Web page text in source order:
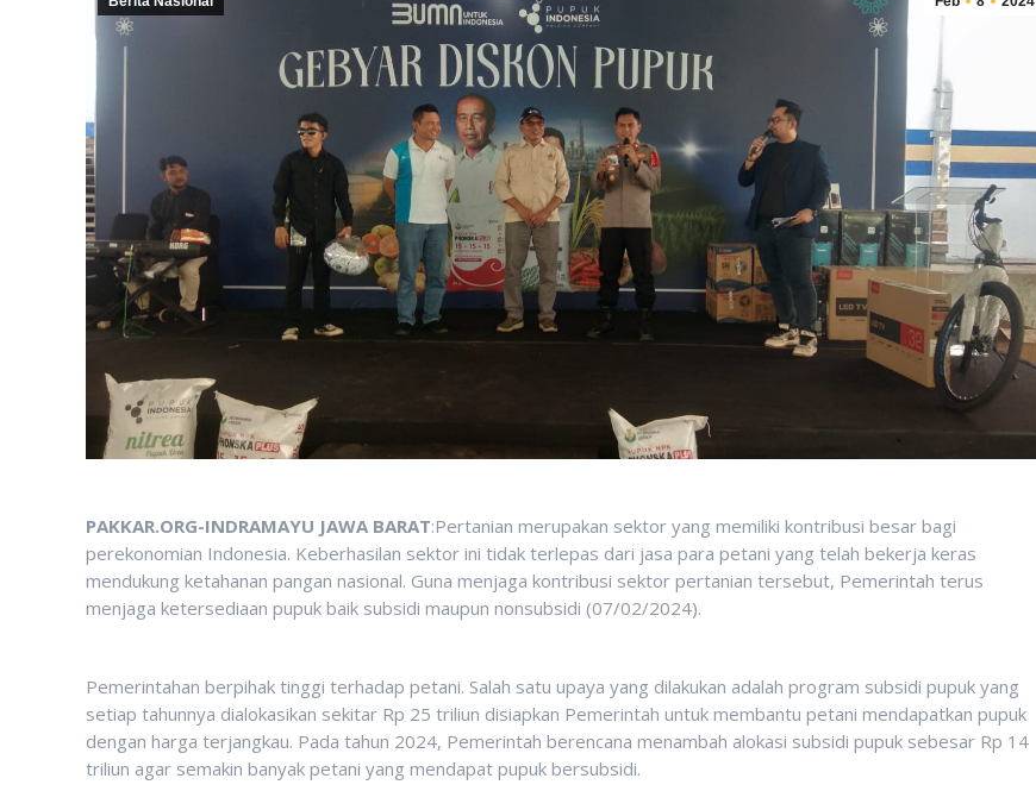
PAKKAR.ORG-INDRAMAYU JAWA BARAT:Pertanian merupakan sektor yang memiliki kontribusi besar bagi
perekonomian Indonesia. Keberhasilan sektor ini tidak terlepas dari jasa para petani yang telah bekerja keras
mendukung ketahanan pangan nasional. Guna menjaga kontribusi sektor pertanian tersebut, Pemerintah terus
menjaga ketersediaan pupuk baik subsidi maupun nonsubsidi (07/02/2024).
Pemerintahan berpihak tinggi terhadap petani. Salah satu upaya yang dilakukan adalah program subsidi pupuk yang
setiap tahunnya dialokasikan sekitar Rp 25 triliun disiapkan Pemerintah untuk membantu petani mendapatkan pupuk
dengan harga terjangkau. Pada tahun 2024, Pemerintah berencana menambah alokasi subsidi pupuk sebesar Rp 14
triliun agar semakin banyak petani yang mendapat pupuk bersubsidi.